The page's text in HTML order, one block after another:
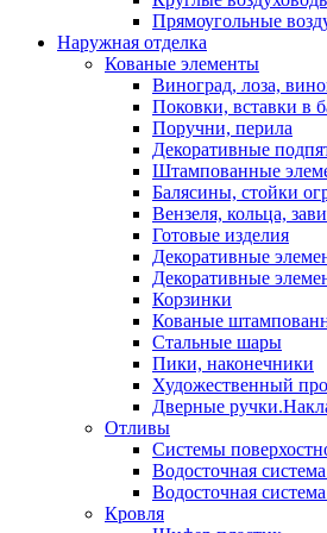
Прямоугольные
Наружная отделка
Кованые элементы
Виноград, лоза,
Поковки, вставки в
Поручни, перила
Декоративные
Штампованные
Балясины, стойки
Вензеля, кольца,
Готовые изделия
Декоративные
Декоративные
Корзинки
Кованые
Стальные шары
Пики, наконечники
Художественный
Дверные
Отливы
Системы
Водосточная
Водосточная
Кровля